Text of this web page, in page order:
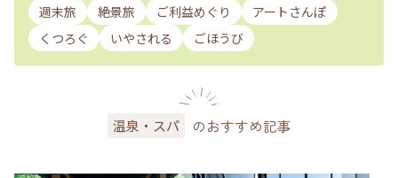
週末旅 絶景旅 ご利益めぐり
アートさんぽ
くつろぐ
いやされる ごほうび
温泉・スパ のおすすめ記事